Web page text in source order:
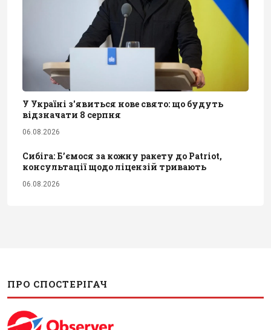
У Україні з'явиться нове свято: що будуть
відзначати 8 серпня
06.08.2026
Сибіга: Б’ємося за кожну ракету до Patriot,
консультації щодо ліцензій тривають
06.08.2026
ПРО СПОСТЕРІГАЧ